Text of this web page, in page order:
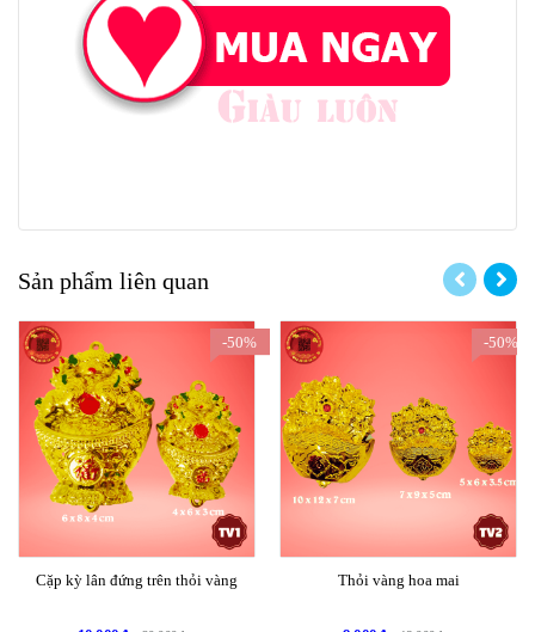
Sản phẩm liên quan
-50%
Cặp kỳ lân đứng trên thỏi vàng
-50%
Thỏi vàng hoa mai